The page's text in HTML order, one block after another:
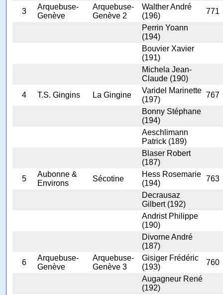
3
Arquebuse-
Genève
Arquebuse-
Genève 2
Walther André
(196)
771
Perrin Yoann
(194)
Bouvier Xavier
(191)
Michela Jean-
Claude (190)
4
T.S. Gingins La Gingine
Varidel Marinette
(197)
767
Bonny Stéphane
(194)
Aeschlimann
Patrick (189)
Blaser Robert
(187)
5
Aubonne &
Environs
Sécotine
Hess Rosemarie
(194)
763
Decrausaz
Gilbert (192)
Andrist Philippe
(190)
Divorne André
(187)
6
Arquebuse-
Genève
Arquebuse-
Genève 3
Gisiger Frédéric
(193)
760
Augagneur René
(192)